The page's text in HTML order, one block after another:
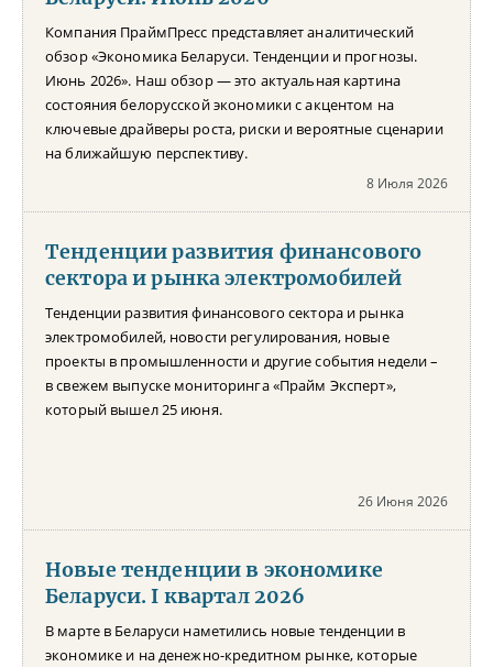
Компания ПраймПресс представляет аналитический
обзор «Экономика Беларуси. Тенденции и прогнозы.
Июнь 2026». Наш обзор — это актуальная картина
состояния белорусской экономики с акцентом на
ключевые драйверы роста, риски и вероятные сценарии
на ближайшую перспективу.
8 Июля 2026
Тенденции развития финансового
сектора и рынка электромобилей
Тенденции развития финансового сектора и рынка
электромобилей, новости регулирования, новые
проекты в промышленности и другие события недели –
в свежем выпуске мониторинга «Прайм Эксперт»,
который вышел 25 июня.
26 Июня 2026
Новые тенденции в экономике
Беларуси. I квартал 2026
В марте в Беларуси наметились новые тенденции в
экономике и на денежно-кредитном рынке, которые